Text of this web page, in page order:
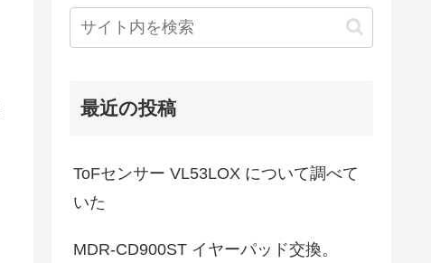
最近の投稿
ToFセンサー VL53LOX について調べて
いた
MDR-CD900ST イヤーパッド交換。